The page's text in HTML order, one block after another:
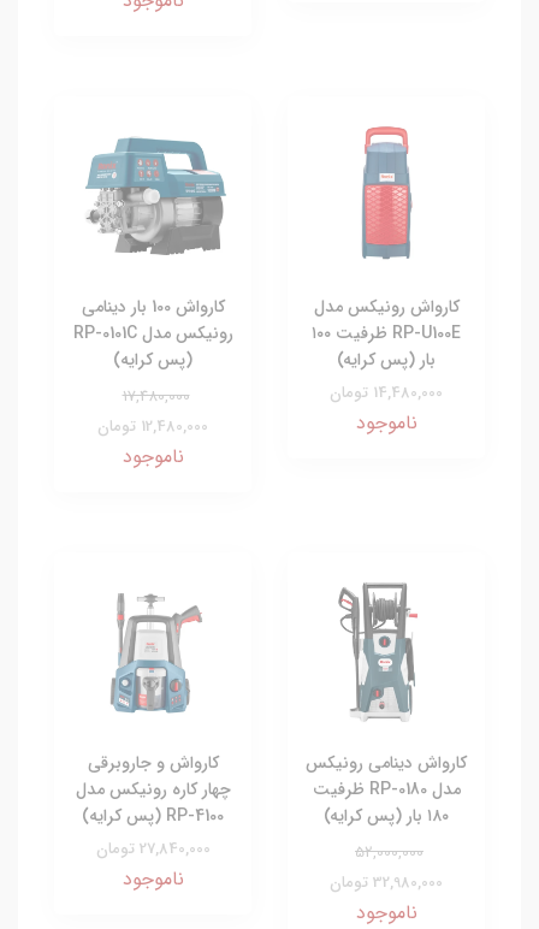
کارواش رونیکس مدل
RP-U100E ظرفیت ۱۰۰
بار (پس کرایه)
14,480,000 تومان
ناموجود
کارواش 100 بار دینامی
رونیکس مدل RP-0101C
(پس کرایه)
17,480,000
12,480,000 تومان
ناموجود
کارواش دینامی رونیکس
مدل RP-0180 ظرفیت
۱۸۰ بار (پس کرایه)
52,000,000
32,980,000 تومان
ناموجود
کارواش و جاروبرقی
چهار کاره رونیکس مدل
RP-4100 (پس کرایه)
27,840,000 تومان
ناموجود